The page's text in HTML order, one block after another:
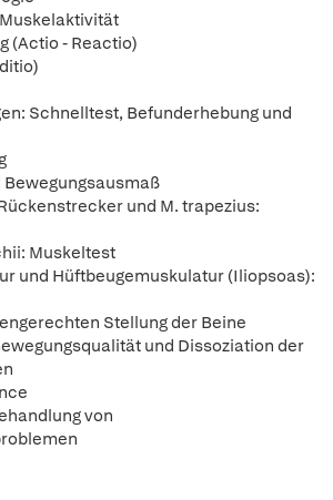
(Actio - Reactio)
Schnelltest, Befunderhebung und
und M. trapezius:
Muskeltest
und Hüftbeugemuskulatur (Iliopsoas):
Stellung der Beine
und Dissoziation der
von